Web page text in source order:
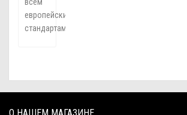
европейским
стандартам.